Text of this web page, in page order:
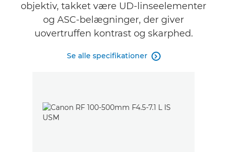
FIND EN FORHANDLER
objektiv, takket være UD-linseelementer
og ASC-belægninger, der giver
uovertruffen kontrast og skarphed.
Se alle specifikationer 